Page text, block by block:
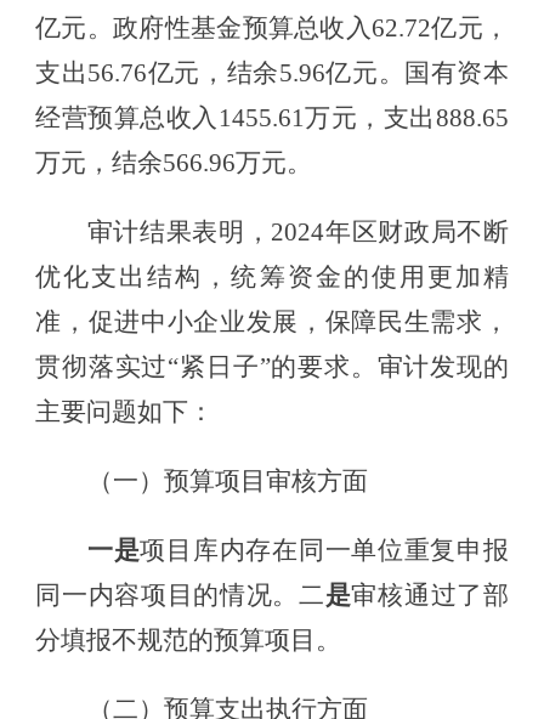
亿元。政府性基金预算总收入62.72亿元，
支出56.76亿元，结余5.96亿元。国有资本
经营预算总收入 1455.61万元，支出888.65
万元，结余566.96万元。
审计结果表明， 2024年区财政局不断
优化支出结构，统筹资金的使用更加精
准，促进中小企业发展，保障民生需求，
贯彻落实过“紧日子”的要求。 审计发现的
主要问题如下：
（一） 预算项目审核方面
一是项目库内存在同一单位重复申报
同一内容项目的情况。二是审核通过了部
分填报不规范的预算项目。
（二）预算支出执行方面